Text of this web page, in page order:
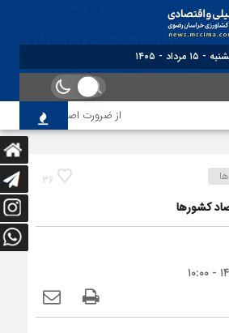
از ضرورت اصلاح رویه‌های
36
کشورها